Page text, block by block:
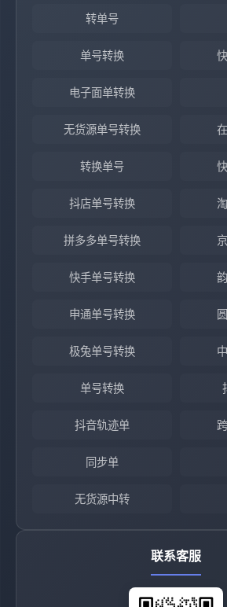
转单号
单号转换
电子面单转换
无货源单号转换
转换单号
抖店单号转换
拼多多单号转换
快手单号转换
申通单号转换
极兔单号转换
单号转换
抖音轨迹单
同步单
无货源中转
联系客服